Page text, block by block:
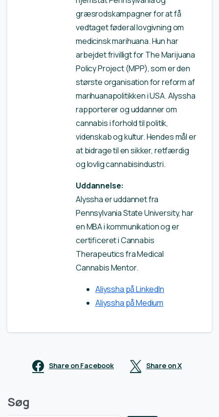
græsrodskampagner for at få
vedtaget føderal lovgivning om
medicinsk marihuana. Hun har
arbejdet frivilligt for The Marijuana
Policy Project (MPP), som er den
største organisation for reform af
marihuanapolitikken i USA. Alyssha
rapporterer og uddanner om
cannabis i forhold til politik,
videnskab og kultur. Hendes mål er
at bidrage til en sikker, retfærdig
og lovlig cannabisindustri.
Uddannelse:
Alyssha er uddannet fra
Pennsylvania State University, har
en MBA i kommunikation og er
certificeret i Cannabis
Therapeutics fra Medical
Cannabis Mentor.
Aliyssha på LinkedIn
Aliyssha på Medium
Share on Facebook Share on X
Søg